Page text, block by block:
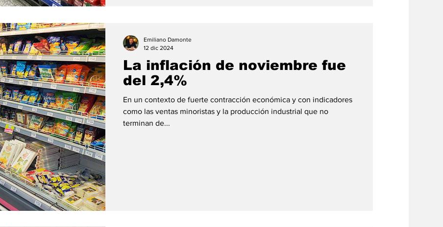
La inflación de noviembre fue
del 2,4%
En un contexto de fuerte contracción económica y con indicadores
como las ventas minoristas y la producción industrial que no
terminan de...
Emiliano Damonte
12 dic 2024